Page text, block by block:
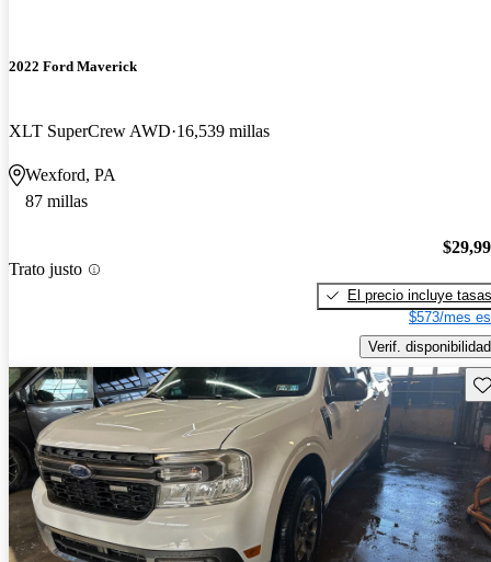
2022 Ford Maverick
XLT SuperCrew AWD 16,539 millas
Wexford, PA
87 millas
Trato justo
El precio incluye tasas
$573/mes
Verif. disponibilidad